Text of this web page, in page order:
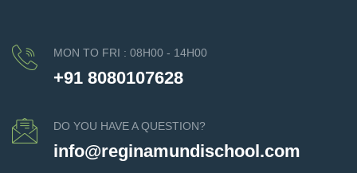
MON TO FRI : 08H00 - 14H00
+91 8080107628
DO YOU HAVE A QUESTION?
info@reginamundischool.com